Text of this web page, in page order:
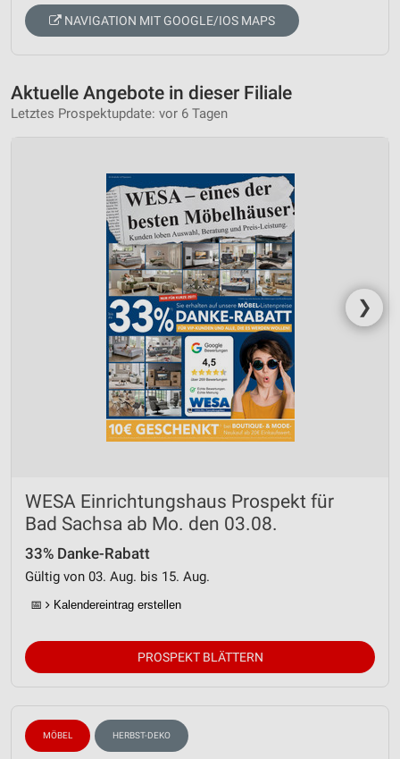
NAVIGATION MIT GOOGLE/IOS MAPS
Aktuelle Angebote in dieser Filiale
Letztes Prospektupdate: vor 6 Tagen
❯
WESA Einrichtungshaus Prospekt für
Bad Sachsa ab Mo. den 03.08.
33% Danke-Rabatt
Gültig von 03. Aug. bis 15. Aug.
📅 Kalendereintrag erstellen
PROSPEKT BLÄTTERN
MÖBEL HERBST-DEKO